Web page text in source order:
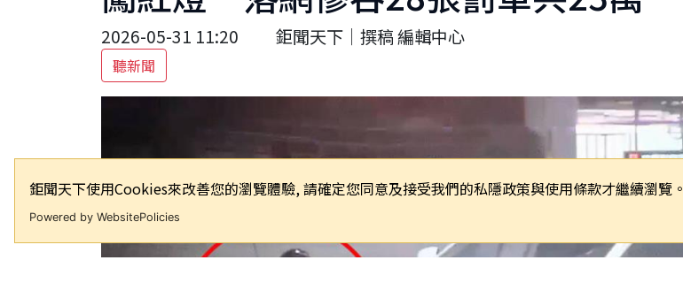
鉅聞天下使用Cookies來改善您的瀏覽體驗, 請確定您同意及接受我們的私隱政策與使用條款才繼續瀏覽。
Powered by WebsitePolicies
2026-05-31 11:20 鉅聞天下｜撰稿 編輯中心
聽新聞